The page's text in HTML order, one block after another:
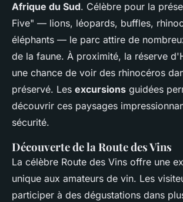
Afrique du Sud. Célèbre pour la
Five" — lions, léopards, buffles,
éléphants — le parc attire de
de la faune. À proximité, la réserve
une chance de voir des rhinocéros
préservé. Les excursions guidées
découvrir ces paysages
sécurité.
Découverte de la Route des Vins
La célèbre Route des Vins offre une
unique aux amateurs de vin. Les
participer à des dégustations dans